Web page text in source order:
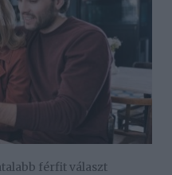
férfit választ